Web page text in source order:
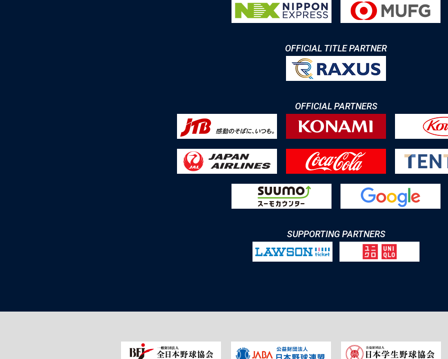
OFFICIAL TITLE PARTNER
OFFICIAL PARTNERS
SUPPORTING PARTNERS